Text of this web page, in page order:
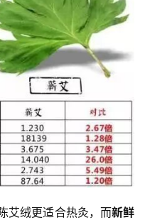
艾绒更适合热灸，而新鲜